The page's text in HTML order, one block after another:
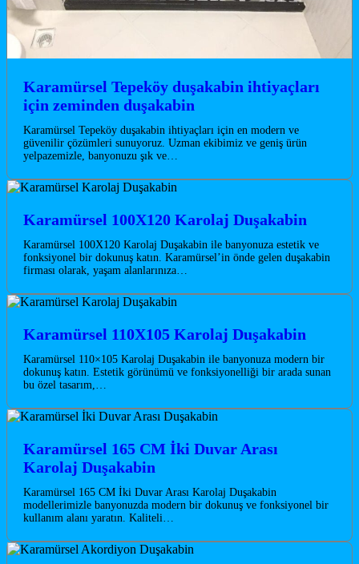
Karamürsel Tepeköy duşakabin ihtiyaçları
için zeminden duşakabin
Karamürsel Tepeköy duşakabin ihtiyaçları için en modern ve
güvenilir çözümleri sunuyoruz. Uzman ekibimiz ve geniş ürün
yelpazemizle, banyonuzu şık ve…
Karamürsel 100X120 Karolaj Duşakabin
Karamürsel 100X120 Karolaj Duşakabin ile banyonuza estetik ve
fonksiyonel bir dokunuş katın. Karamürsel’in önde gelen duşakabin
firması olarak, yaşam alanlarınıza…
Karamürsel 110X105 Karolaj Duşakabin
Karamürsel 110×105 Karolaj Duşakabin ile banyonuza modern bir
dokunuş katın. Estetik görünümü ve fonksiyonelliği bir arada sunan
bu özel tasarım,…
Karamürsel 165 CM İki Duvar Arası
Karolaj Duşakabin
Karamürsel 165 CM İki Duvar Arası Karolaj Duşakabin
modellerimizle banyonuzda modern bir dokunuş ve fonksiyonel bir
kullanım alanı yaratın. Kaliteli…